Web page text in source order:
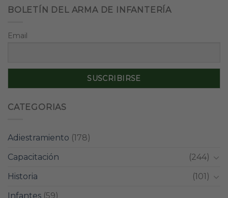
BOLETÍN DEL ARMA DE INFANTERÍA
Email
CATEGORIAS
Adiestramiento (178)
Capacitación
(244)
Historia
(101)
Infantes (59)